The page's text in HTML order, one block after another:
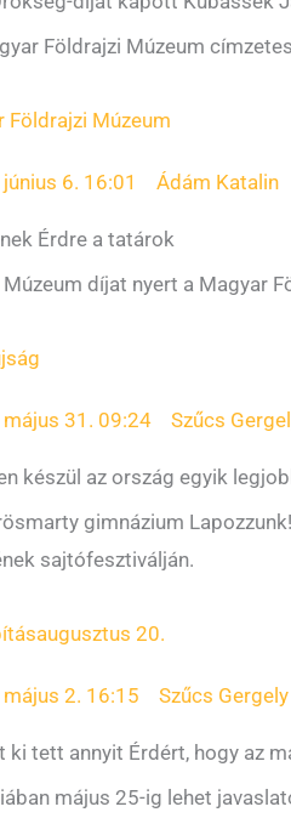
Földrajzi Múzeum
Földrajzi Múzeum
6. 16:01 Ádám Katalin
Érdre a tatárok
díjat nyert a Magyar
31. 09:24 Szűcs
készül az ország egyik
gimnázium
sajtófesztiválján.
augusztus 20.
2. 16:15 Szűcs Gergely
ki tett annyit Érdért, hogy az
május 25-ig lehet